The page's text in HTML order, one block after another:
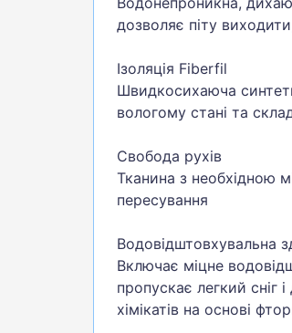
дозволяє піту
Ізоляція Fiberfil
Швидкосихаюча
вологому стані та
Свобода рухів
Тканина з необхідною
пересування
Водовідштовхувальна
Включає міцне
пропускає легкий сніг
хімікатів на основі